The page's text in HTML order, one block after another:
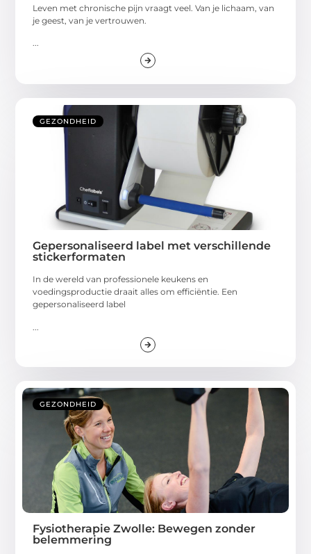
Leven met chronische pijn vraagt veel. Van je lichaam, van
je geest, van je vertrouwen.
...
GEZONDHEID
Gepersonaliseerd label met verschillende
stickerformaten
In de wereld van professionele keukens en
voedingsproductie draait alles om efficiëntie. Een
gepersonaliseerd label
GEZONDHEID
Fysiotherapie Zwolle: Bewegen zonder
belemmering